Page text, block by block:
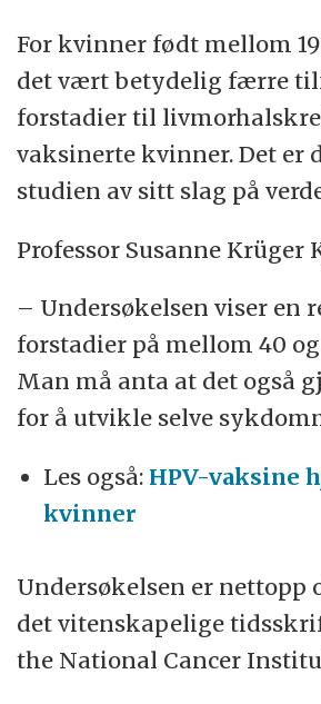
livmorhalskreft HPV type 16
Dessuten forårsaker HPV
er en ufarlig, men plagsom
ramme begge kjønn. Det
kontakt, og mesteparten av
kvinner og menn får før eller
infeksjon.
seksuelle debuten, og det er
med flere typer på en gang.
60–80 prosent av alle
da er risikoen for
prosent. I Danmark finnes vel
For kvinner født mellom
det vært betydelig færre
forstadier til
vaksinerte kvinner. Det er
studien av sitt slag på
Professor Susanne
– Undersøkelsen viser en
forstadier på mellom 40
Man må anta at det også
for å utvikle selve
Les også: HPV-vaksine
kvinner
Undersøkelsen er
det vitenskapelige
the National Cancer